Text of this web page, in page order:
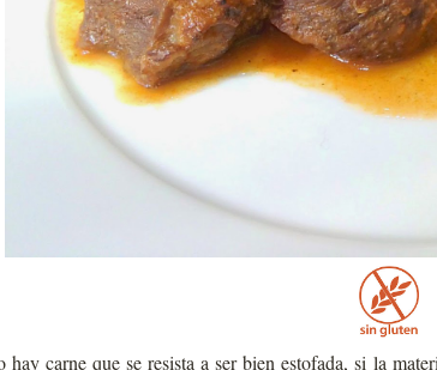
hay carne que se resista a ser bien estofada, si la